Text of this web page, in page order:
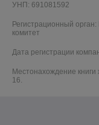
УНП: 691081592
Регистрационный
комитет
Дата регистрации
Местонахождение
16.